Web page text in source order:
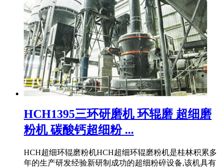
HCH1395三环研磨机 环辊磨 超细磨
粉机 碳酸钙超细粉 ...
HCH超细环辊磨粉机HCH超细环辊磨粉机是桂林积累多
年的生产研发经验新研制成功的超细粉碎设备,该机具有